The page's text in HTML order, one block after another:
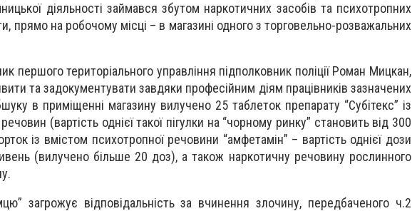
діяльності займався збутом наркотичних засобів та психотропних
прямо на робочому місці – в магазині одного з торговельно-розважальних
першого територіального управління підполковник поліції Роман Мицкан,
та задокументувати завдяки професійним діям працівників зазначених
в приміщенні магазину вилучено 25 таблеток препарату “Субітекс” із
(вартість однієї такої пігулки на “чорному ринку” становить від 300
із вмістом психотропної речовини “амфетамін” – вартість однієї дози
(вилучено більше 20 доз), а також наркотичну речовину рослинного
загрожує відповідальність за вчинення злочину, передбаченого ч.2